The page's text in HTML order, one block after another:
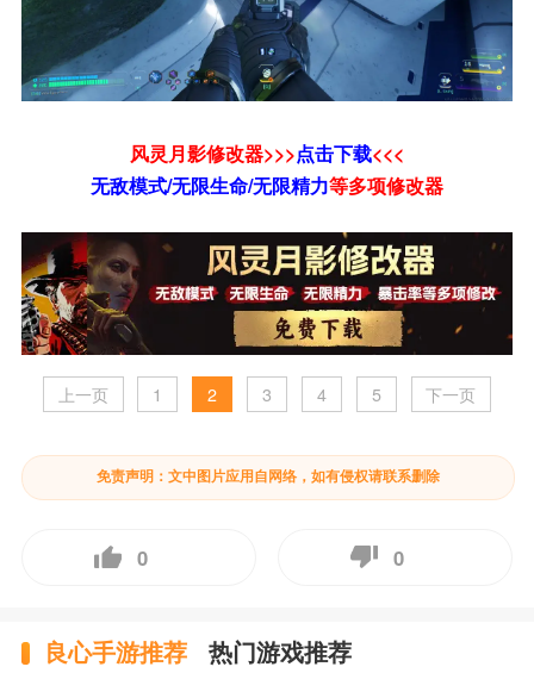
风灵月影修改器>>>点击下载<<<
无敌模式/无限生命/无限精力等多项修改器
上一页 1 2 3 4 5 下一页
免责声明：文中图片应用自网络，如有侵权请联系删除
0 0
良心手游推荐 热门游戏推荐